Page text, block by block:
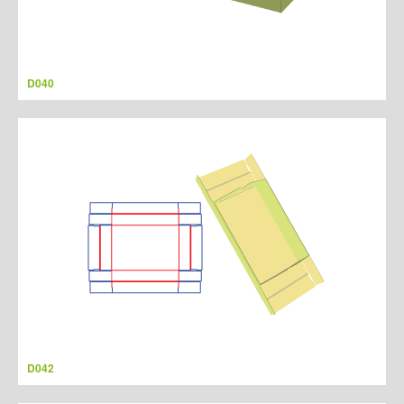
D040
D042